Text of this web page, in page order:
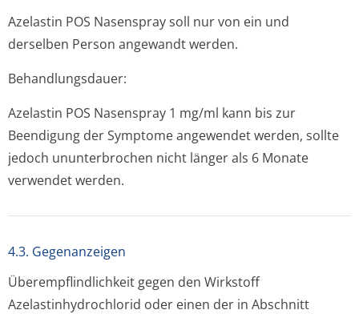
Azelastin POS Nasenspray soll nur von ein und
derselben Person angewandt werden.
Behandlungsdauer:
Azelastin POS Nasenspray 1 mg/ml kann bis zur
Beendigung der Symptome angewendet werden, sollte
jedoch ununterbrochen nicht länger als 6 Monate
verwendet werden.
4.3. Gegenanzeigen
Überempflindlichke­it gegen den Wirkstoff
Azelastinhydrochlo­rid oder einen der in Abschnitt